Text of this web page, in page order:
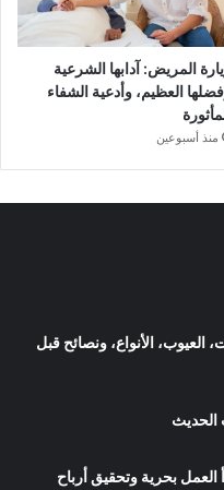
المريض: آدابها الشرعية
العظيم، وأدعية الشفاء
منذ أسبوعين
العيوب، الأنواع، ونصائح قبل
الحديث
العمل بحرية وتحقيق أرباح